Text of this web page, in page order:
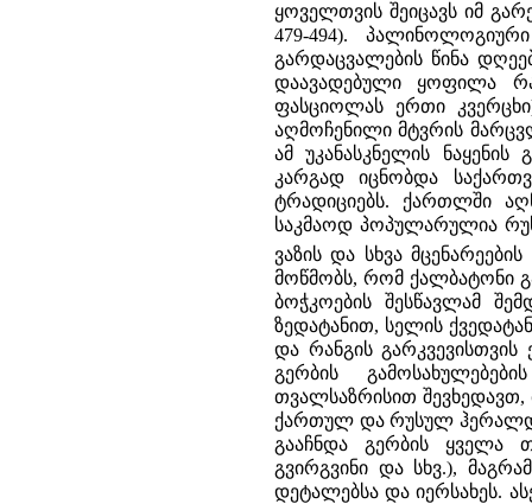
ყოველთვის შეიცავს იმ
479-494).
გარდაცვალების წინა
დაავადებული ყოფილა
ფასციოლას ერთი
აღმოჩენილი მტვრის
ამ უკანასკნელის
კარგად იცნობდა
ტრადიციებს. ქართლში
საკმაოდ პოპულარულია
ვაზის და სხვა
მოწმობს, რომ ქალბატონი
ბოჭკოების შესწავლამ
ზედატანით, სელის
და რანგის
გერბის
თვალსაზრისით შევხედავთ,
ქართულ და რუსულ
გააჩნდა გერბის ყველა
გვირგვინი და სხვ.),
დეტალებსა და იერსახეს.